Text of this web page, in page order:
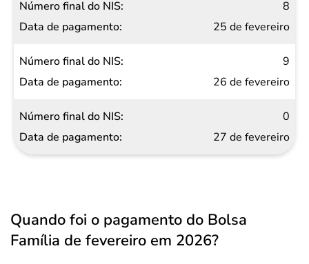
8
25 de fevereiro
9
26 de fevereiro
0
27 de fevereiro
Quando foi o pagamento do Bolsa
Família de fevereiro em 2026?